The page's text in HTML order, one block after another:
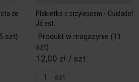
de
szt)
Plakietka z przylepcem - Cuidado!
Já est...
Produkt w magazynie (11
szt)
12,00 zł / szt
szt